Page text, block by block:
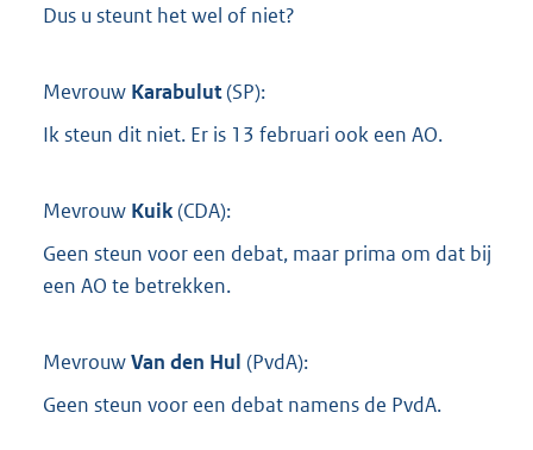
Dus u steunt het wel of niet?
Mevrouw Karabulut(SP):
Ik steun dit niet. Er is 13 februari ook een AO.
Mevrouw Kuik(CDA):
Geen steun voor een debat, maar prima om dat bij
een AO te betrekken.
MevrouwVan den Hul (PvdA):
Geen steun voor een debat namens de PvdA.